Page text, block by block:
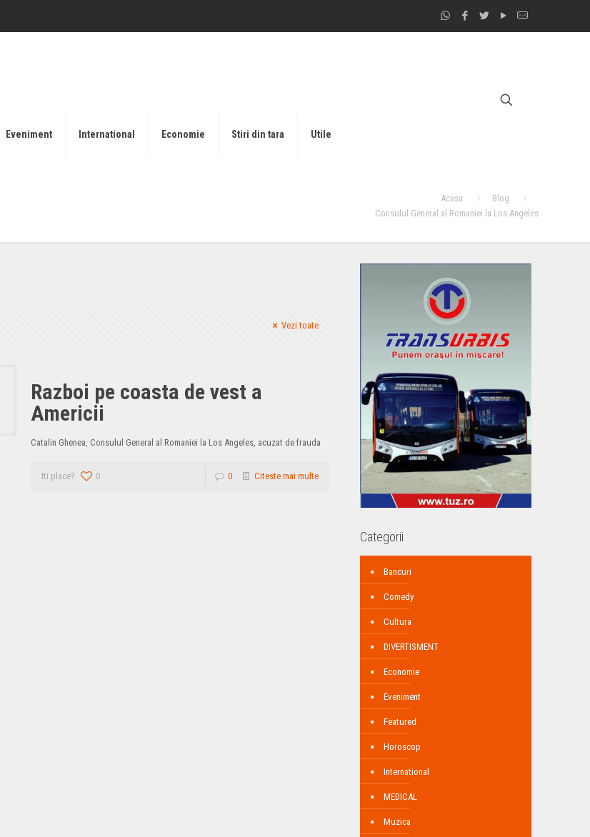
Eveniment International Economie Stiri din tara Utile
Acasa
Blog
Consulul General al Romaniei la Los Angeles
Vezi toate
Razboi pe coasta de vest a
Americii
Catalin Ghenea, Consulul General al Romaniei la Los Angeles, acuzat de frauda
Iti place? 0 0 Citeste mai multe
Categorii
Bancuri
Comedy
Cultura
DIVERTISMENT
Economie
Eveniment
Featured
Horoscop
International
MEDICAL
Muzica